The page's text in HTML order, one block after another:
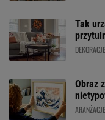
Tak
DEKORACJE
Obraz